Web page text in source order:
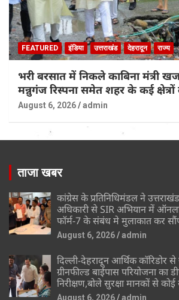
FEATURED इंडिया उत्तराखंड देहरादून राज्य
भरी बरसात में निकले काबिना मंत्री
मन्नुगंज रिस्पना समेत शहर के कई
August 6, 2026 admin
ताजा खबर
कांग्रेस के प्रतिनिधिमंडल ने
अधिकारी से SIR अभियान में
फॉर्म-7 के संबंध मे मुलाकात कर
August 6, 2026 admin
दिल्ली-देहरादून आर्थिक कॉरिडोर
ग्रीनफील्ड बाईपास परियोजना का
निरीक्षण,बोले सुरक्षा मानकों से
August 6, 2026 admin